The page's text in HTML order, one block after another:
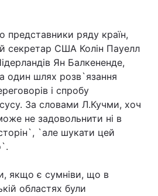
представники ряду країн,
секретар США Колін Пауелл
Ян Балкененде,
один шлях розв`язання
і спробу
За словами Л.Кучми, хоч
не задовольнити ні в
`але шукати цей
якщо є сумніви, що в
областях були